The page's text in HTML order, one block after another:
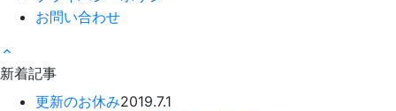
お問い合わせ
新着記事
更新のお休み2019.7.1